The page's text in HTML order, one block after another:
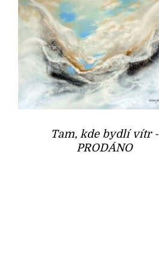
Tam, kde bydlí vítr -
PRODÁNO